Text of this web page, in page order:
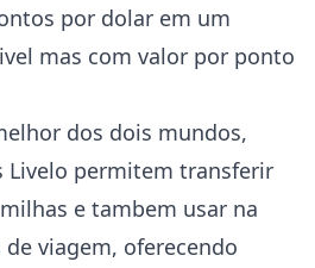
por dolar em um
mas com valor por ponto
dos dois mundos,
Livelo permitem transferir
e tambem usar na
viagem, oferecendo